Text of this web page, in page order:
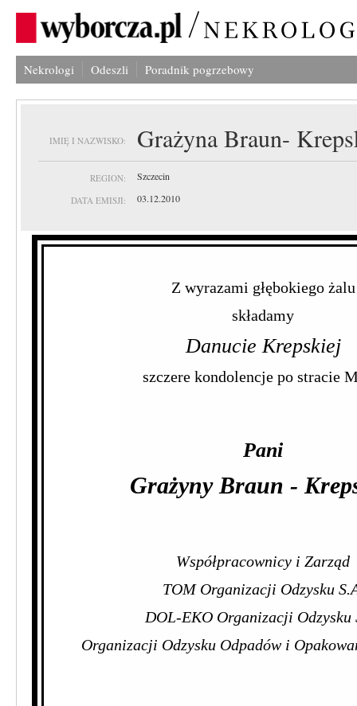
Nekrologi Odeszli Poradnik pogrzebowy
IMIĘ I NAZWISKO: Grażyna Braun-
REGION: Szczecin
DATA EMISJI: 03.12.2010
Z wyrazami głębokiego żalu
składamy
Danucie Krepskiej
szczere kondolencje po stracie
Pani
Grażyny Braun -
Współpracownicy i Zarząd
TOM Organizacji Odzysku
DOL-EKO Organizacji Odzysku
Organizacji Odzysku Odpadów i